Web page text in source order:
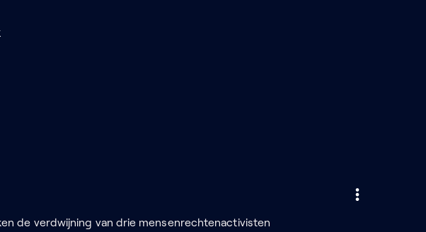
de verdwijning van drie mensenrechtenactivisten